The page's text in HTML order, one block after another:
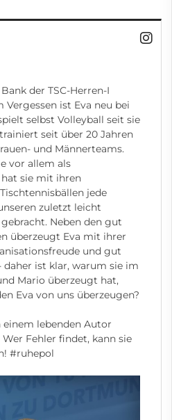
der TSC-Herren-I
Vergessen ist Eva neu bei
selbst Volleyball seit sie
seit über 20 Jahren
und Männerteams.
vor allem als
sie mit ihren
jede
zuletzt leicht
Neben den gut
überzeugt Eva mit ihrer
und gut
daher ist klar, warum sie im
Mario überzeugt hat,
Eva von uns überzeugen?
einem lebenden Autor
Fehler findet, kann sie
#ruhepol